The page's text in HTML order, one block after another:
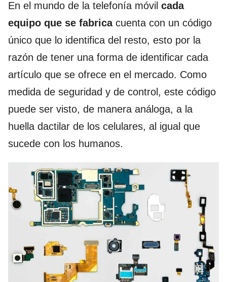
En el mundo de la telefonía móvil cada
equipo que se fabricacuenta con un código
único que lo identifica del resto, esto por la
razón de tener una forma de identificar cada
artículo que se ofrece en el mercado. Como
medida de seguridad y de control, este código
puede ser visto, de manera análoga, a la
huella dactilar de los celulares, al igual que
sucede con los humanos.